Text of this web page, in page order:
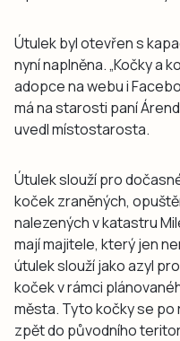
Útulek byl otevřen s
nyní naplněna. „Kočky a
adopce na webu i
má na starosti paní
uvedl místostarosta.
Útulek slouží pro
koček zraněných,
nalezených v katastru
mají majitele, který jen
útulek slouží jako azyl
koček v rámci
města. Tyto kočky se
zpět do původního